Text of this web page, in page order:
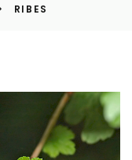
RIBES